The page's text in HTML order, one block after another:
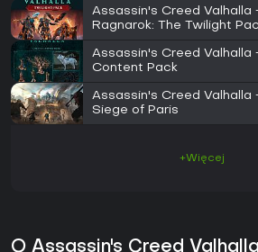
Assassin's Creed Valhalla
Ragnarok: The Twilight
Assassin's Creed Valhalla
Content Pack
Assassin's Creed Valhalla
Siege of Paris
+Więcej
O Assassin's Creed Valhalla